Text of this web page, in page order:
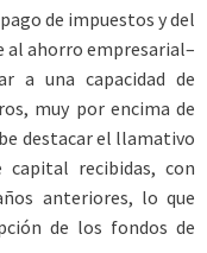
de impuestos y del
al ahorro empresarial–
a una capacidad de
muy por encima de
destacar el llamativo
capital recibidas, con
anteriores, lo que
de los fondos de